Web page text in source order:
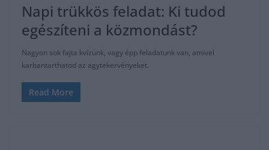
Napi trükkös feladat: Ki tudod
egészíteni a közmondást?
Nagyon sok fajta kvízünk, vagy épp feladatunk van, amivel
karbantarthatod az agytekervényeket.
Read More